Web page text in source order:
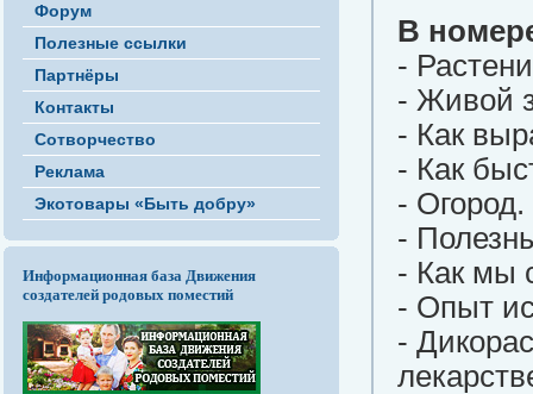
Форум
Полезные ссылки
Партнёры
Контакты
Сотворчество
Реклама
Экотовары «Быть добру»
Информационная база Движения
создателей родовых поместий
В
-
- Живой
- Как
- Как
-
-
- Как мы
- Опыт
-